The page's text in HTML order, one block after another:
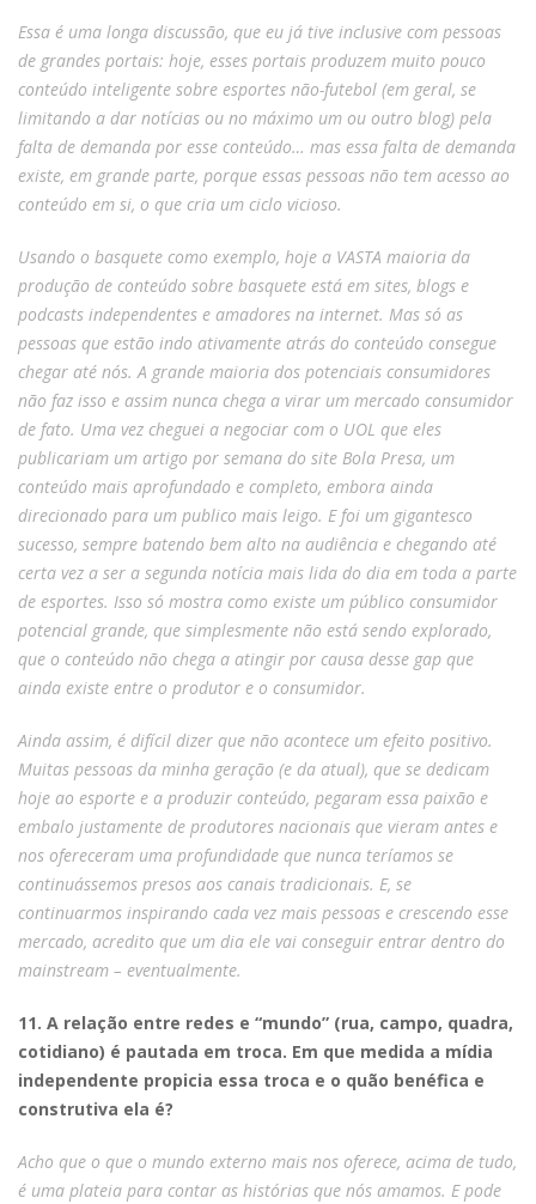
Essa é uma longa discussão, que eu já tive inclusive com pessoas
de grandes portais: hoje, esses portais produzem muito pouco
conteúdo inteligente sobre esportes não-futebol (em geral, se
limitando a dar notícias ou no máximo um ou outro blog) pela
falta de demanda por esse conteúdo… mas essa falta de demanda
existe, em grande parte, porque essas pessoas não tem acesso ao
conteúdo em si, o que cria um ciclo vicioso.
Usando o basquete como exemplo, hoje a VASTA maioria da
produção de conteúdo sobre basquete está em sites, blogs e
podcasts independentes e amadores na internet. Mas só as
pessoas que estão indo ativamente atrás do conteúdo consegue
chegar até nós. A grande maioria dos potenciais consumidores
não faz isso e assim nunca chega a virar um mercado consumidor
de fato. Uma vez cheguei a negociar com o UOL que eles
publicariam um artigo por semana do site Bola Presa, um
conteúdo mais aprofundado e completo, embora ainda
direcionado para um publico mais leigo. E foi um gigantesco
sucesso, sempre batendo bem alto na audiência e chegando até
certa vez a ser a segunda notícia mais lida do dia em toda a parte
de esportes. Isso só mostra como existe um público consumidor
potencial grande, que simplesmente não está sendo explorado,
que o conteúdo não chega a atingir por causa desse gap que
ainda existe entre o produtor e o consumidor.
Ainda assim, é difícil dizer que não acontece um efeito positivo.
Muitas pessoas da minha geração (e da atual), que se dedicam
hoje ao esporte e a produzir conteúdo, pegaram essa paixão e
embalo justamente de produtores nacionais que vieram antes e
nos ofereceram uma profundidade que nunca teríamos se
continuássemos presos aos canais tradicionais. E, se
continuarmos inspirando cada vez mais pessoas e crescendo esse
mercado, acredito que um dia ele vai conseguir entrar dentro do
mainstream – eventualmente.
11. A relação entre redes e “mundo” (rua, campo, quadra,
cotidiano) é pautada em troca. Em que medida a mídia
independente propicia essa troca e o quão benéfica e
construtiva ela é?
Acho que o que o mundo externo mais nos oferece, acima de tudo,
é uma plateia para contar as histórias que nós amamos. E pode